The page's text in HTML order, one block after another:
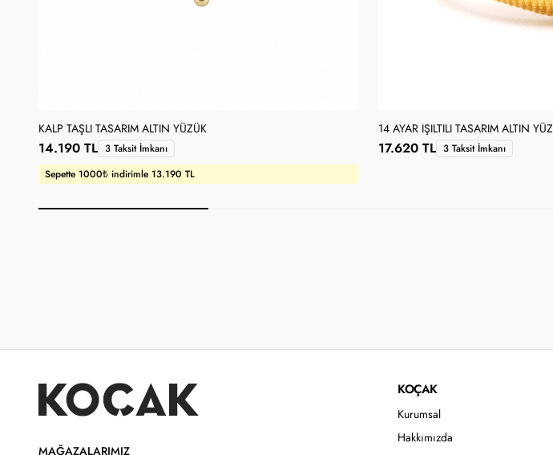
KALP TAŞLI TASARIM ALTIN YÜZÜK
Sepette 1000₺ indirimle 13.190 TL
14.190 TL 3 Taksit İmkanı
14 AYAR IŞILTILI TASARIM ALTIN
17.620 TL 3 Taksit İmkanı
MAĞAZALARIMIZ
KOÇAK
Kurumsal
Hakkımızda